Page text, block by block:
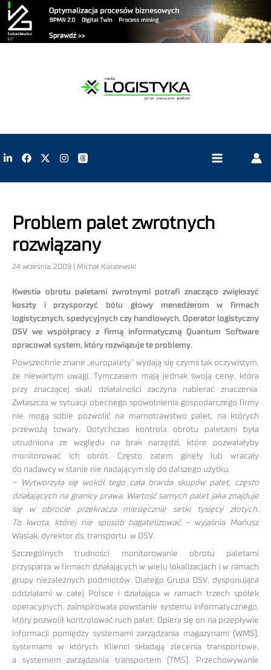
Problem palet zwrotnych
rozwiązany
24 września, 2009 | Michał Koralewski
Kwestia obrotu paletami zwrotnymi potrafi znacząco zwiększyć
koszty i przysporzyć bólu głowy menedżerom w firmach
logistycznych, spedycyjnych czy handlowych. Operator logistyczny
DSV we współpracy z firmą informatyczną Quantum Software
opracował system, który rozwiązuje te problemy.
Powszechnie znane „europalety” wydają się czymś tak oczywistym,
że niewartym uwagi. Tymczasem mają jednak swoją cenę, która
przy znaczącej skali działalności zaczyna nabierać znaczenia.
Zwłaszcza w sytuacji obecnego spowolnienia gospodarczego firmy
nie mogą sobie pozwolić na marnotrawstwo palet, na których
przewożą towary. Dotychczas kontrola obrotu paletami była
utrudniona ze względu na brak narzędzi, które pozwalałyby
monitorować ich obrót. Często zatem ginęły lub wracały
do nadawcy w stanie nie nadającym się do dalszego użytku.
– Wytworzyła się wokół tego cała branża skupów palet, często
działających na granicy prawa. Wartość samych palet jaka znajduje
się w obrocie przekracza miesięcznie setki tysięcy złotych.
To kwota, której nie sposób bagatelizować– wyjaśnia Mariusz
Wasiak, dyrektor ds. transportu w DSV.
Szczególnych trudności monitorowanie obrotu paletami
przysparza w firmach działających w wielu lokalizacjach i w ramach
grupy niezależnych podmiotów. Dlatego Grupa DSV, dysponująca
oddziałami w całej Polsce i działająca w ramach trzech spółek
operacyjnych, zainspirowała powstanie systemu informatycznego,
który pozwolił kontrolować ruch palet. Opiera się on na przepływie
informacji pomiędzy systemami zarządzania magazynami (WMS),
systemami w których Klienci składają zlecenia transportowe,
a systemem zarządzania transportem (TMS). Przechowywanie